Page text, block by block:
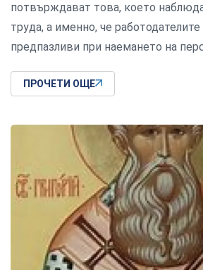
потвърждават това, което
труда, а именно, че
предпазливи при наемането на
ПРОЧЕТИ ОЩЕ